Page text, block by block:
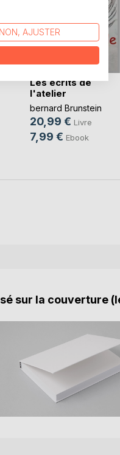
Les écrits de
l'atelier
bernard Brunstein
20,99 € Livre
7,99 € Ebook
sur la
NON, AJUSTER